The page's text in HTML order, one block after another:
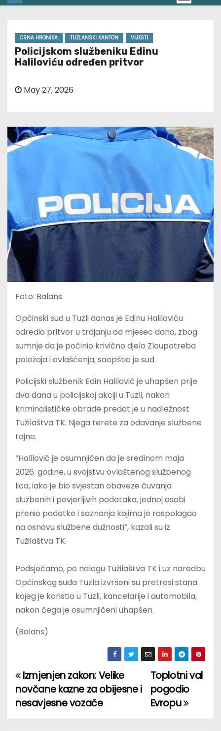
CRNA HRONIKA TUZLANSKI KANTON VIJESTI
Policijskom službeniku Edinu
Haliloviću određen pritvor
May 27, 2026
Foto: Balans
Općinski sud u Tuzli danas je Edinu Haliloviću
odredio pritvor u trajanju od mjesec dana, zbog
sumnje da je počinio krivično djelo Zloupotreba
položaja i ovlašćenja, saopštio je sud.
Policijski službenik Edin Halilović je uhapšen prije
dva dana u policijskoj akciji u Tuzli, nakon
kriminalističke obrade predat je u nadležnost
Tužilaštva TK. Njega terete za odavanje službene
tajne.
“Halilović je osumnjičen da je sredinom maja
2026. godine, u svojstvu ovlaštenog službenog
lica, iako je bio svjestan obaveze čuvanja
službenih i povjerljivih podataka, jednoj osobi
prenio podatke i saznanja kojima je raspolagao
na osnovu službene dužnosti”, kazali su iz
Tužilaštva TK.
Podsjećamo, po nalogu Tužilaštva TK i uz naredbu
Općinskog suda Tuzla izvršeni su pretresi stana
kojeg je koristio u Tuzli, kancelarije i automobila,
nakon čega je osumnjičeni uhapšen.
(Balans)
P
o
Toplotni val
pogodio
Evropu
Izmjenjen zakon: Velike
novčane kazne za obijesne i
nesavjesne vozače